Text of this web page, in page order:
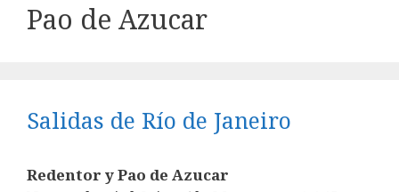
Pao de Azucar
Salidas de Río de Janeiro
Redentor y Pao de Azucar